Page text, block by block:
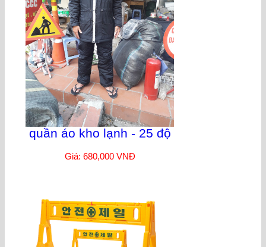
quần áo kho lạnh - 25 độ
Giá: 680,000 VNĐ